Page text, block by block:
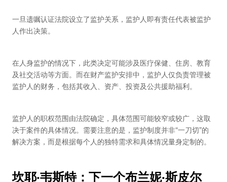
一旦遗嘱认证法院设立了监护关系，监护人即有责任代表被监护
人作出决策。
在人身监护的情况下，此类决定可能涉及医疗保健、住房、教育
及社交活动等方面。而在财产监护安排中，监护人仅负责管理被
监护人的财务，包括其收入、资产、投资及公共援助福利。
监护人的职权范围由法院确定，具体范围可能较窄或较广，这取
决于案件的具体情况。需要注意的是，监护制度并非“一刀切”的
解决方案，而是根据每个人的独特需求和具体情况量身定制的。
坎耶·韦斯特：下一个布兰妮·斯皮尔